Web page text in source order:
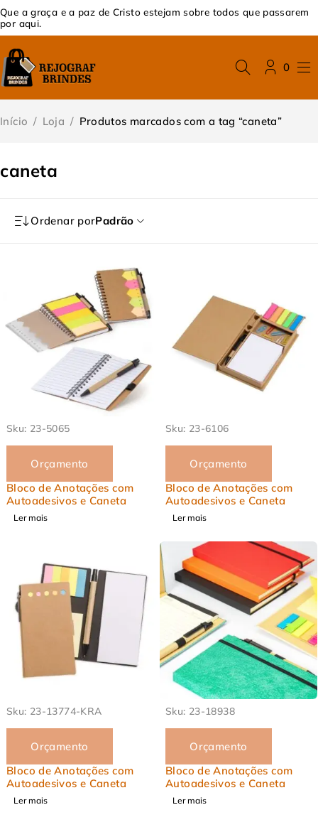
Que a graça e a paz de Cristo estejam sobre todos que passarem
por aqui.
0
caneta
Início / Loja / Produtos marcados com a tag “caneta”
Ordenar porPadrão
Sku: 23-5065
Orçamento
Bloco de Anotações com
Autoadesivos e Caneta
Ler mais
Sku: 23-6106
Orçamento
Bloco de Anotações com
Autoadesivos e Caneta
Ler mais
Sku: 23-13774-KRA
Orçamento
Bloco de Anotações com
Autoadesivos e Caneta
Ler mais
Sku: 23-18938
Orçamento
Bloco de Anotações com
Autoadesivos e Caneta
Ler mais